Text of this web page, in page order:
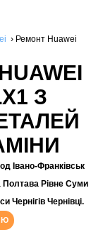
› Ремонт Huawei
З
Івано-Франківськ
Полтава Рівне Суми
Чернігів Чернівці.